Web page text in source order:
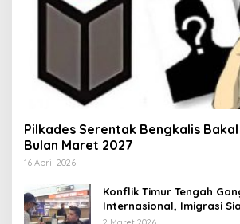
Pilkades Serentak Bengkalis
Bulan Maret 2027
16 April 2026
Konflik Timur Tengah
Internasional, Imigrasi
Antisipatif